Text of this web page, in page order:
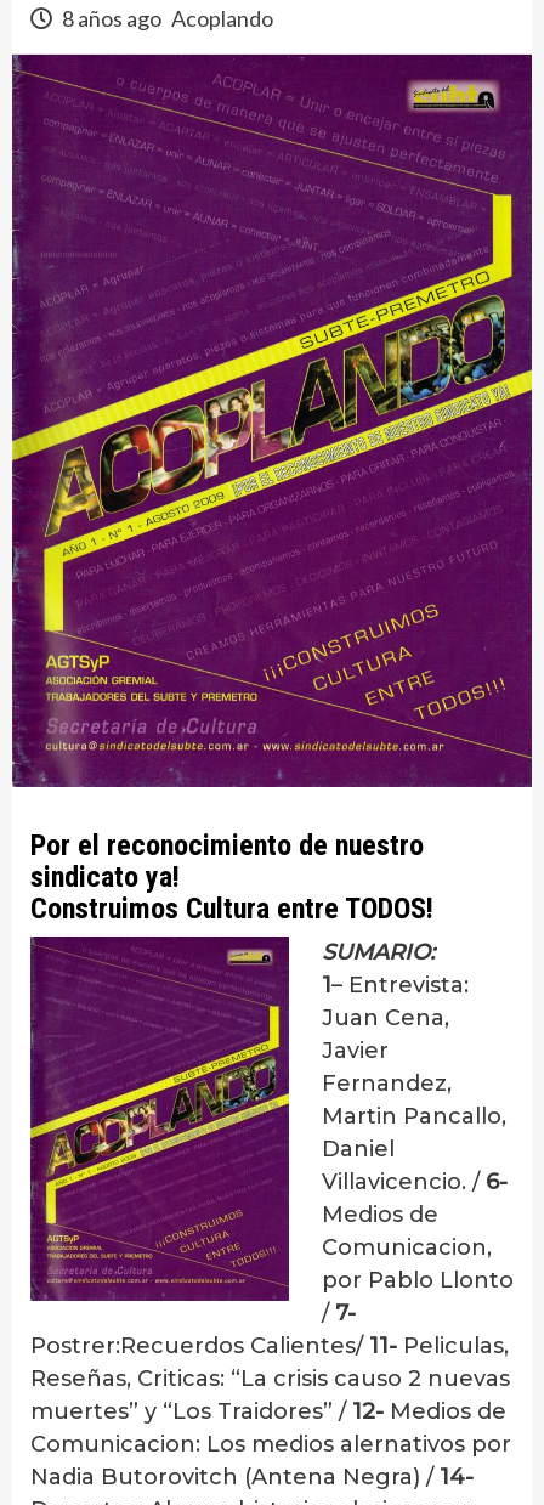
8 años ago Acoplando
Por el reconocimiento de nuestro
sindicato ya!
Construimos Cultura entre TODOS!
SUMARIO:
1– Entrevista:
Juan Cena,
Javier
Fernandez,
Martin Pancallo,
Daniel
Villavicencio. / 6-
Medios de
Comunicacion,
por Pablo Llonto
/7-
Postrer:Recuerdos Calientes/ 11- Peliculas,
Reseñas, Criticas: “La crisis causo 2 nuevas
muertes” y “Los Traidores” / 12- Medios de
Comunicacion: Los medios alernativos por
Nadia Butorovitch (Antena Negra) /14-